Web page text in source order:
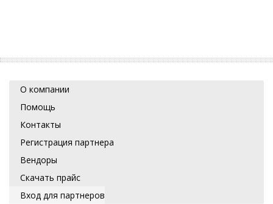
О компании
Помощь
Контакты
Регистрация партнера
Вендоры
Скачать прайс
Вход для партнеров